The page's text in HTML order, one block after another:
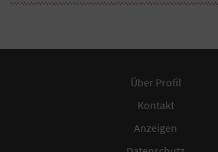
Über Profil
Kontakt
Anzeigen